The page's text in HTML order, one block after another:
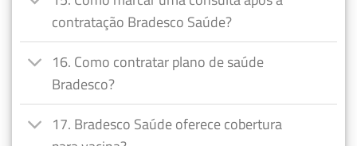
contratação Bradesco Saúde?
16. Como contratar plano de saúde
Bradesco?
17. Bradesco Saúde oferece cobertura